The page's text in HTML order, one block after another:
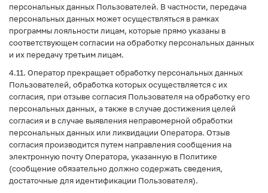
персональных данных Пользователей. В частности, передача
персональных данных может осуществляться в рамках
программы лояльности лицам, которые прямо указаны в
соответствующем согласии на обработку персональных данных
и их передачу третьим лицам.
4.11. Оператор прекращает обработку персональных данных
Пользователей, обработка которых осуществляется с их
согласия, при отзыве согласия Пользователя на обработку его
персональных данных, а также в случае достижения целей
согласия и в случае выявления неправомерной обработки
персональных данных или ликвидации Оператора. Отзыв
согласия производится путем направления сообщения на
электронную почту Оператора, указанную в Политике
(сообщение обязательно должно содержать сведения,
достаточные для идентификации Пользователя).